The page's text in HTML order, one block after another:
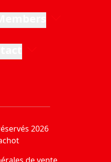
2026